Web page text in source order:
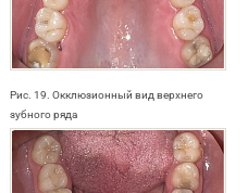
Рис. 19. Окклюзионный вид верхнего
зубного ряда